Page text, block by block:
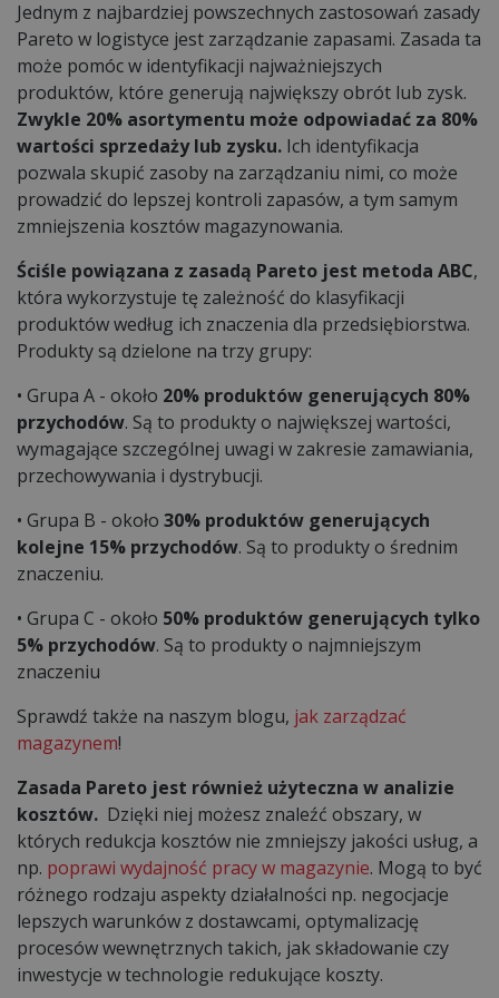
Jednym z najbardziej powszechnych zastosowań zasady
Pareto w logistyce jest zarządzanie zapasami. Zasada ta
może pomóc w identyfikacji najważniejszych
produktów, które generują największy obrót lub zysk.
Zwykle 20% asortymentu może odpowiadać za 80%
wartości sprzedaży lub zysku. Ich identyfikacja
pozwala skupić zasoby na zarządzaniu nimi, co może
prowadzić do lepszej kontroli zapasów, a tym samym
zmniejszenia kosztów magazynowania.
Ściśle powiązana z zasadą Pareto jest metoda ABC,
która wykorzystuje tę zależność do klasyfikacji
produktów według ich znaczenia dla przedsiębiorstwa.
Produkty są dzielone na trzy grupy:
• Grupa A - około 20% produktów generujących 80%
przychodów. Są to produkty o największej wartości,
wymagające szczególnej uwagi w zakresie zamawiania,
przechowywania i dystrybucji.
• Grupa B - około 30% produktów generujących
kolejne 15% przychodów. Są to produkty o średnim
znaczeniu.
• Grupa C - około 50% produktów generujących tylko
5% przychodów. Są to produkty o najmniejszym
znaczeniu
Sprawdź także na naszym blogu, jak zarządzać
magazynem!
Zasada Pareto jest również użyteczna w analizie
kosztów. Dzięki niej możesz znaleźć obszary, w
których redukcja kosztów nie zmniejszy jakości usług, a
np. poprawi wydajność pracy w magazynie. Mogą to być
różnego rodzaju aspekty działalności np. negocjacje
lepszych warunków z dostawcami, optymalizację
procesów wewnętrznych takich, jak składowanie czy
inwestycje w technologie redukujące koszty.